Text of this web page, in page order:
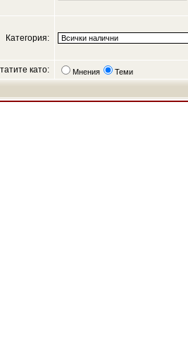
Категория:
като: Мнения Теми